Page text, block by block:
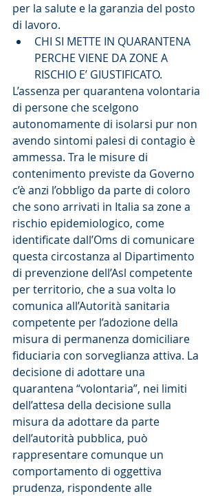
per la salute e la garanzia del posto
di lavoro.
CHI SI METTE IN QUARANTENA
PERCHE VIENE DA ZONE A
RISCHIO E’ GIUSTIFICATO.
L’assenza per quarantena volontaria
di persone che scelgono
autonomamente di isolarsi pur non
avendo sintomi palesi di contagio è
ammessa. Tra le misure di
contenimento previste da Governo
c’è anzi l’obbligo da parte di coloro
che sono arrivati in Italia sa zone a
rischio epidemiologico, come
identificate dall’Oms di comunicare
questa circostanza al Dipartimento
di prevenzione dell’Asl competente
per territorio, che a sua volta lo
comunica all’Autorità sanitaria
competente per l’adozione della
misura di permanenza domiciliare
fiduciaria con sorveglianza attiva. La
decisione di adottare una
quarantena “volontaria”, nei limiti
dell’attesa della decisione sulla
misura da adottare da parte
dell’autorità pubblica, può
rappresentare comunque un
comportamento di oggettiva
prudenza, rispondente alle